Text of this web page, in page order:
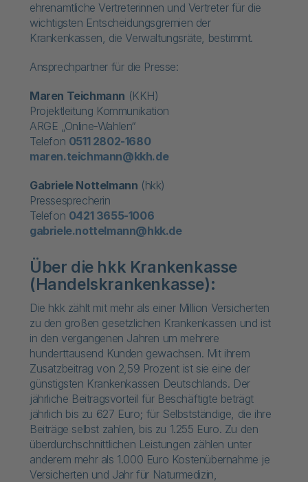
ehrenamtliche Vertreterinnen und Vertreter für die
wichtigsten Entscheidungsgremien der
Krankenkassen, die Verwaltungsräte, bestimmt.
Ansprechpartner für die Presse:
Maren Teichmann (KKH)
Projektleitung Kommunikation
ARGE „Online-Wahlen“
Telefon 0511 2802-1680
maren.teichmann@kkh.de
Gabriele Nottelmann (hkk)
Pressesprecherin
Telefon 0421 3655-1006
gabriele.nottelmann@hkk.de
Über die hkk Krankenkasse
(Handelskrankenkasse):
Die hkk zählt mit mehr als einer Million Versicherten
zu den großen gesetzlichen Krankenkassen und ist
in den vergangenen Jahren um mehrere
hunderttausend Kunden gewachsen. Mit ihrem
Zusatzbeitrag von 2,59 Prozent ist sie eine der
günstigsten Krankenkassen Deutschlands. Der
jährliche Beitragsvorteil für Beschäftigte beträgt
jährlich bis zu 627 Euro; für Selbstständige, die ihre
Beiträge selbst zahlen, bis zu 1.255 Euro. Zu den
überdurchschnittlichen Leistungen zählen unter
anderem mehr als 1.000 Euro Kostenübernahme je
Versicherten und Jahr für Naturmedizin,